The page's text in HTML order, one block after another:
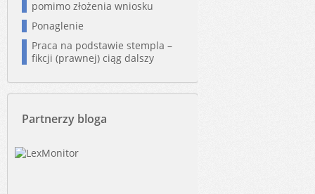
pomimo złożenia wniosku
Ponaglenie
Praca na podstawie stempla –
fikcji (prawnej) ciąg dalszy
Partnerzy bloga